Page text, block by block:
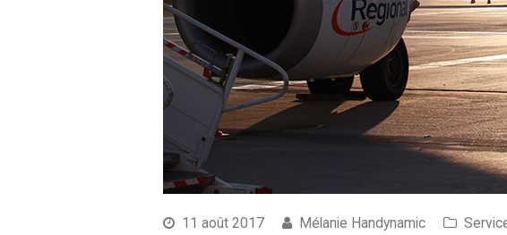
11 août 2017 Mélanie Handynamic